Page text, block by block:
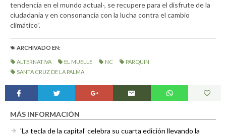
tendencia en el mundo actual-, se recupere para el disfrute de la
ciudadanía y en consonancia con la lucha contra el cambio
climático”.
ARCHIVADO EN:
ALTERNATIVA EL MUELLE NC
PARQUIN
SANTA CRUZ DE LA PALMA
MÁS INFORMACIÓN
'La tecla de la capital' celebra su cuarta edición llevando la